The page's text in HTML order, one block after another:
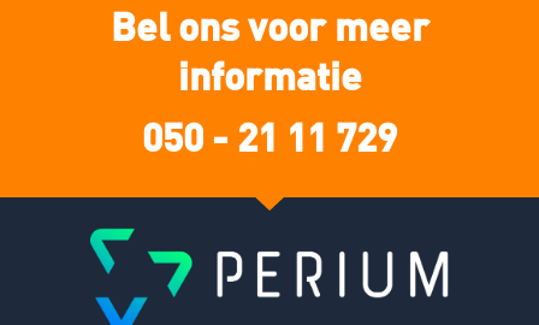
Bel ons voor meer
informatie
050 - 21 11 729